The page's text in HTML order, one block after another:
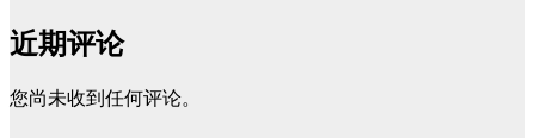
近期评论
您尚未收到任何评论。